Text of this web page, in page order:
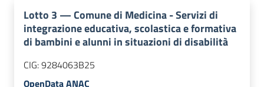
Lotto 3 —Comune di Medicina - Servizi di
integrazione educativa, scolastica e formativa
di bambini e alunni in situazioni di disabilità
CIG:9284063B25
OpenData ANAC